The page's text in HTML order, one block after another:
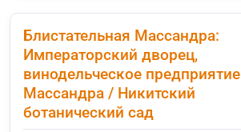
Блистательная Массандра:
Императорский дворец,
винодельческое предприятие
Массандра / Никитский
ботанический сад